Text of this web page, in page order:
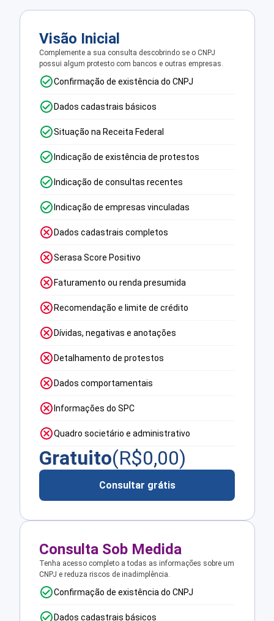
Visão Inicial
Complemente a sua consulta descobrindo se o CNPJ
possui algum protesto com bancos e outras empresas.
Confirmação de existência do CNPJ
Dados cadastrais básicos
Situação na Receita Federal
Indicação de existência de protestos
Indicação de consultas recentes
Indicação de empresas vinculadas
Dados cadastrais completos
Serasa Score Positivo
Faturamento ou renda presumida
Recomendação e limite de crédito
Dívidas, negativas e anotações
Detalhamento de protestos
Dados comportamentais
Informações do SPC
Quadro societário e administrativo
Gratuito(R$0,00)
Consultar grátis
Consulta Sob Medida
Tenha acesso completo a todas as informações sobre um
CNPJ e reduza riscos de inadimplência.
Confirmação de existência do CNPJ
Dados cadastrais básicos